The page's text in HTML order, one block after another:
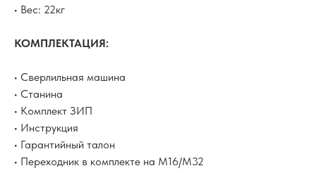
• Вес: 22кг
КОМПЛЕКТАЦИЯ:
• Сверлильная машина
• Станина
• Комплект ЗИП
• Инструкция
• Гарантийный талон
• Переходник в комплекте на М16/М32